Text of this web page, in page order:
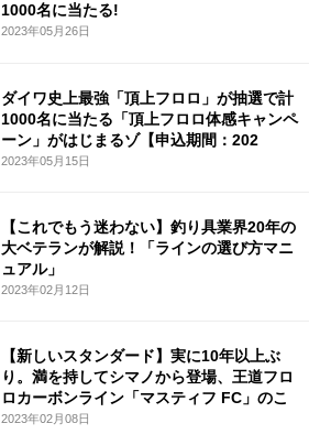
1000名に当たる!
2023年05月26日
ダイワ史上最強「頂上フロロ」が抽選で計
1000名に当たる「頂上フロロ体感キャンペ
ーン」がはじまるゾ【申込期間：202
2023年05月15日
【これでもう迷わない】釣り具業界20年の
大ベテランが解説！「ラインの選び方マニ
ュアル」
2023年02月12日
【新しいスタンダード】実に10年以上ぶ
り。満を持してシマノから登場、王道フロ
ロカーボンライン「マスティフ FC」のこ
2023年02月08日